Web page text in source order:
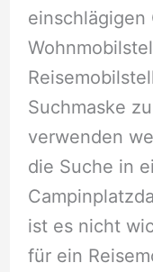
einschlägigen
Suchmaske
verwenden
die Suche in
ist es nicht
für ein